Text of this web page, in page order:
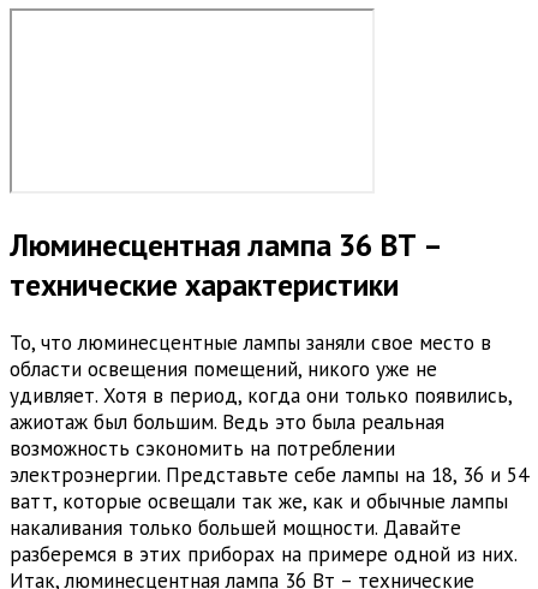
Люминесцентная лампа 36 ВТ –
технические характеристики
То, что люминесцентные лампы заняли свое место в
области освещения помещений, никого уже не
удивляет. Хотя в период, когда они только появились,
ажиотаж был большим. Ведь это была реальная
возможность сэкономить на потреблении
электроэнергии. Представьте себе лампы на 18, 36 и 54
ватт, которые освещали так же, как и обычные лампы
накаливания только большей мощности. Давайте
разберемся в этих приборах на примере одной из них.
Итак, люминесцентная лампа 36 Вт – технические